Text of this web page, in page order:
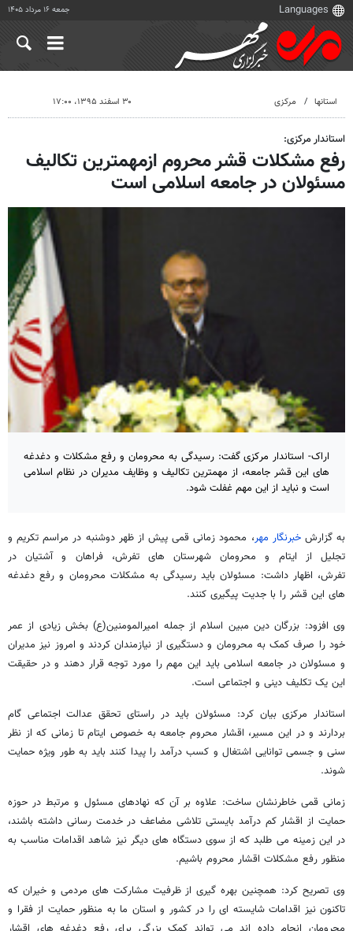
جمعه ۱۶ مرداد ۱۴۰۵
استانها مرکزی ۳۰ اسفند ۱۳۹۵، ۱۷:۰۰
استاندار مرکزی:
رفع مشکلات قشر محروم ازمهمترین تکالیف
مسئولان در جامعه اسلامی است
اراک- استاندار مرکزی گفت: رسیدگی به محرومان و رفع مشکلات و دغدغه
های این قشر جامعه، از مهمترین تکالیف و وظایف مدیران در نظام اسلامی
است و نباید از این مهم غفلت شود.
به گزارشخبرنگار مهر، محمود زمانی قمی پیش از ظهر دوشنبه در مراسم تکریم و
تجلیل از ایتام و محرومان شهرستان های تفرش، فراهان و آشتیان در
تفرش، اظهار داشت: مسئولان باید رسیدگی به مشکلات محرومان و رفع دغدغه
های این قشر را با جدیت پیگیری کنند.
وی افزود: بزرگان دین مبین اسلام از جمله امیرالمومنین(ع) بخش زیادی از عمر
خود را صرف کمک به محرومان و دستگیری از نیازمندان کردند و امروز نیز مدیران
و مسئولان در جامعه اسلامی باید این مهم را مورد توجه قرار دهند و در حقیقت
این یک تکلیف دینی و اجتماعی است.
استاندار مرکزی بیان کرد: مسئولان باید در راستای تحقق عدالت اجتماعی گام
بردارند و در این مسیر، اقشار محروم جامعه به خصوص ایتام تا زمانی که از نظر
سنی و جسمی توانایی اشتغال و کسب درآمد را پیدا کنند باید به طور ویژه حمایت
شوند.
زمانی قمی خاطرنشان ساخت: علاوه بر آن که نهادهای مسئول و مرتبط در حوزه
حمایت از اقشار کم درآمد بایستی تلاشی مضاعف در خدمت رسانی داشته باشند،
در این زمینه می طلبد که از سوی دستگاه های دیگر نیز شاهد اقدامات مناسب به
منظور رفع مشکلات اقشار محروم باشیم.
وی تصریح کرد: همچنین بهره گیری از ظرفیت مشارکت های مردمی و خیران که
تاکنون نیز اقدامات شایسته ای را در کشور و استان ما به منظور حمایت از فقرا و